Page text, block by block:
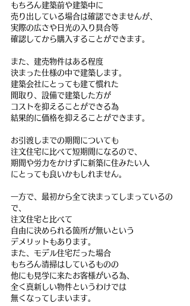
もちろん建築前や建築中に
売り出している場合は確認できませんが、
実際の広さや日光の入り具合等
確認してから購入することができます。
また、建売物件はある程度
決まった仕様の中で建築します。
建築会社にとっても建て慣れた
間取り、設備で建築した方が
コストを抑えることができる為
結果的に価格を抑えることができます。
お引渡しまでの期間についても
注文住宅に比べて短期間になるので、
期間や労力をかけずに新築に住みたい人
にとっても良いかもしれません。
一方で、最初から全て決まってしまっているの
で、
注文住宅と比べて
自由に決められる箇所が無いという
デメリットもあります。
また、モデル住宅だった場合
もちろん清掃はしているものの
他にも見学に来たお客様がいる為、
全く真新しい物件というわけでは
無くなってしまいます。